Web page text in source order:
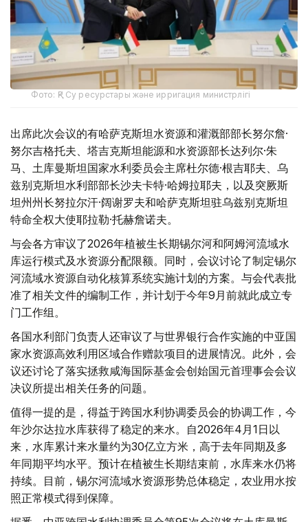
Фото: ҚР Су ресурстары және ирригация министрлігі
出席此次会议的有哈萨克斯坦水资源和灌溉部部长努尔詹·
努尔吉格托夫、塔吉克斯坦能源和水资源部长达列尔·朱
马、土库曼斯坦国家水利委员会主席杜尔德·根吉耶夫、乌
兹别克斯坦水利部部长沙夫卡特·哈姆拉耶夫，以及突厥斯
坦州州长努拉尔汗·阔谢罗夫和哈萨克斯坦驻乌兹别克斯坦
特命全权大使耶拉勒·托赫詹诺夫。
与会各方审议了2026年植被生长期锡尔河和阿姆河流域水
库运行模式及水资源分配限额。同时，会议讨论了制定锡尔
河流域水资源自动化核算系统实施计划的方案。与会代表批
准了相关文件的编制工作，并计划于今年9月前就此成立专
门工作组。
各国水利部门负责人还审议了与世界银行合作实施的中亚国
家水资源高效利用区域合作赠款项目的进展情况。此外，会
议还讨论了落实拯救咸海国际基金会创始国元首理事会会议
决议所提出相关任务的问题。
值得一提的是，得益于跨国水利协调委员会的协调工作，今
年沙尔达拉水库获得了稳定的来水。自2026年4月1日以
来，水库累计来水量约为30亿立方米，高于去年同期及多
年同期平均水平。预计在植被生长期结束前，水库来水仍将
持续。目前，锡尔河流域水资源形势总体稳定，农业用水按
照正常模式得到保障。